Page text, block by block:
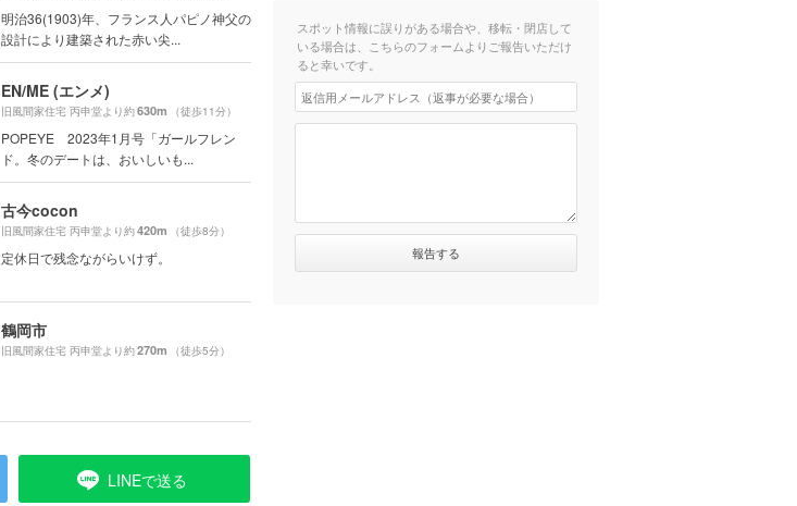
明治36(1903)年、フランス人パピノ神父の
設計により建築された赤い尖...
EN/ME (エンメ)
旧風間家住宅 丙申堂より約630m （徒歩11分）
POPEYE 2023年1月号「ガールフレン
ド。冬のデートは、おいしいも...
古今cocon
旧風間家住宅 丙申堂より約420m （徒歩8分）
定休日で残念ながらいけず。
鶴岡市
旧風間家住宅 丙申堂より約270m （徒歩5分）
LINEで送る
スポット情報に誤りがある場合や、移転・閉店して
いる場合は、こちらのフォームよりご報告いただけ
ると幸いです。